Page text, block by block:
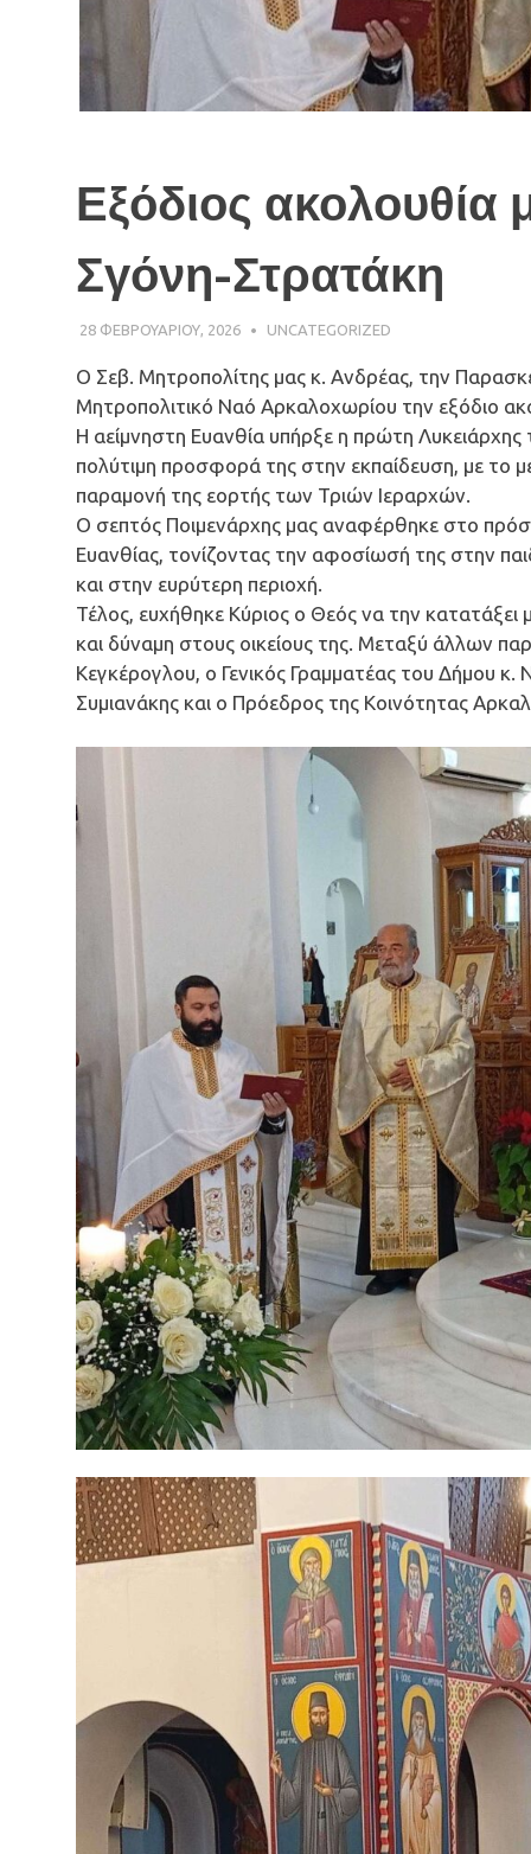
Εξόδιος ακολουθία
Σγόνη-Στρατάκη
28 ΦΕΒΡΟΥΑΡΊΟΥ, 2026 ΠΑΤΉΡ ΜΙΧΑΉΛ ΠΑΠΑΪΩΆΝΝΟΥ
UNCATEGORIZED
Ο Σεβ. Μητροπολίτης μας κ. Ανδρέας, την
Μητροπολιτικό Ναό Αρκαλοχωρίου την εξόδιο
Η αείμνηστη Ευανθία υπήρξε η πρώτη Λυκειάρχης
πολύτιμη προσφορά της στην εκπαίδευση, με το
παραμονή της εορτής των Τριών Ιεραρχών.
Ο σεπτός Ποιμενάρχης μας αναφέρθηκε στο
Ευανθίας, τονίζοντας την αφοσίωσή της στην
και στην ευρύτερη περιοχή.
Τέλος, ευχήθηκε Κύριος ο Θεός να την κατατάξει
και δύναμη στους οικείους της. Μεταξύ άλλων
Κεγκέρογλου, ο Γενικός Γραμματέας του Δήμου
Συμιανάκης και ο Πρόεδρος της Κοινότητας